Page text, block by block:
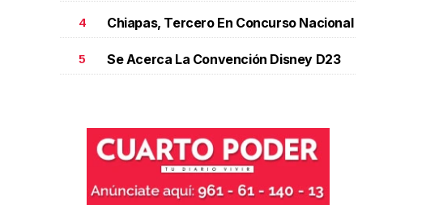
4 Chiapas, Tercero En Concurso Nacional
5 Se Acerca La Convención Disney D23